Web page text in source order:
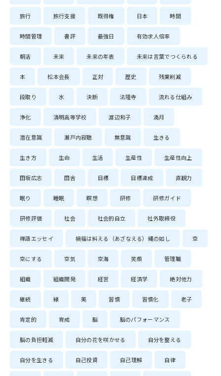
旅行 旅行支援 既得権 日本 時間
時間管理 書評 最強日 有効求人倍率
朝活 未来 未来の年表 未来は言葉でつくられる
本 松本会長 正対 歴史 残業削減
段取り 水 決断 法隆寺 流れる仕組み
浄化 清明高等学校 渡辺和子 満月
潜在意識 瀬戸内寂聴 無意識 生きる
生き方 生命 生活 生産性 生産性向上
田坂広志 田舎 目標 目標達成 直観力
眠り 睡眠 瞑想 研修 研修ガイド
研修評価 社会 社会的自立 社外取締役
禅語エッセイ 禍福は糾える（あざなえる）縄の如し 空
空にする 空気 空海 笑顔 管理職
組織 組織開発 経営 経済学 絶対他力
継続 縁 美 習慣 習慣化 老子
肯定的 育成 脳 脳のパフォーマンス
脳の負担軽減 自分の花を咲かせる 自分を整える
自分を生きる 自己投資 自己理解 自律